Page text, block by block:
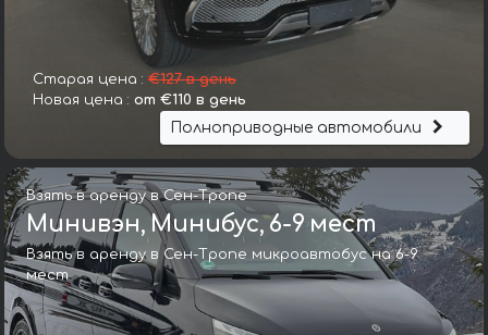
Старая цена : €127 в день
Новая цена : от €110 в день
Полноприводные автомобили
Взять в аренду в Сен-Тропе
Минивэн, Минибус, 6-9 мест
Взять в аренду в Сен-Тропе микроавтобус на 6-9
мест